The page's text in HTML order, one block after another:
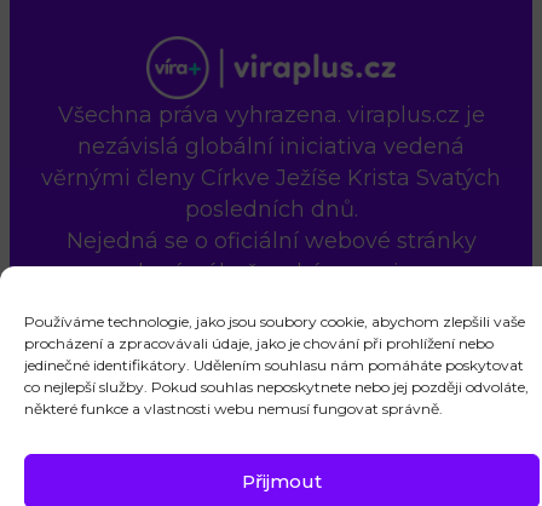
Používáme technologie, jako jsou soubory cookie, abychom zlepšili vaše
procházení a zpracovávali údaje, jako je chování při prohlížení nebo
jedinečné identifikátory. Udělením souhlasu nám pomáháte poskytovat
co nejlepší služby. Pokud souhlas neposkytnete nebo jej později odvoláte,
některé funkce a vlastnosti webu nemusí fungovat správně.
Přijmout
Všechna práva vyhrazena. viraplus.cz je
nezávislá globální iniciativa vedená
věrnými členy Církve Ježíše Krista Svatých
posledních dnů.
Nejedná se o oficiální webové stránky
uvedené náboženské organizace.